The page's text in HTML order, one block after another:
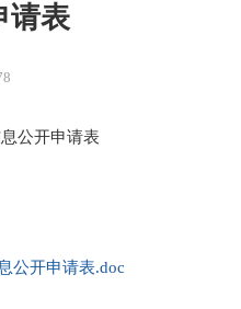
请表
公开申请表
公开申请表.doc